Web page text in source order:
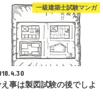
一級建築士試験マンガ
事は製図試験の後でしよ